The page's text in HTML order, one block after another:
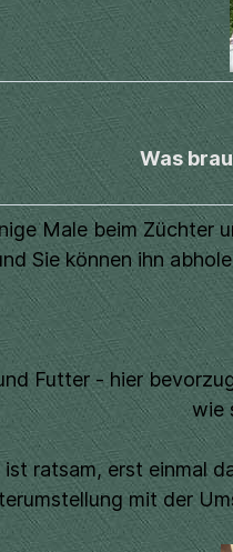
Was
Male beim Züchter
Sie können ihn
Futter - hier
wie
ratsam, erst einmal
mit der